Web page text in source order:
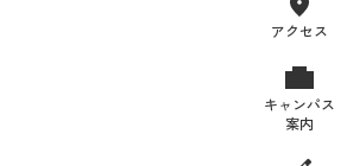
アクセス
キャンパス
案内